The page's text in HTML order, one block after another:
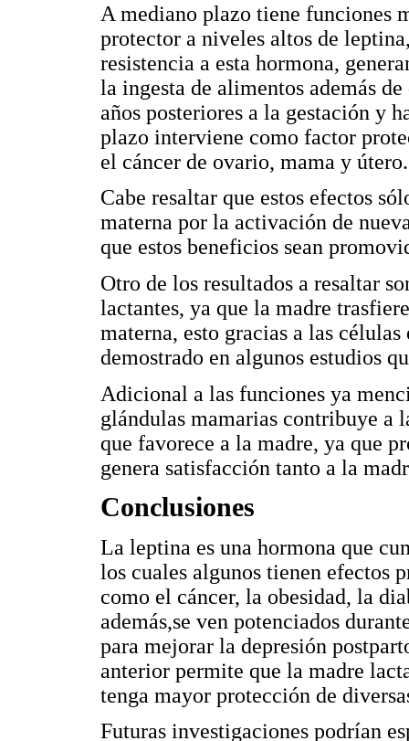
A mediano plazo tiene funciones
protector a niveles altos de
resistencia a esta hormona,
la ingesta de alimentos además
años posteriores a la gestación y
plazo interviene como factor
el cáncer de ovario, mama y útero.
Cabe resaltar que estos efectos
materna por la activación de
que estos beneficios sean
Otro de los resultados a resaltar
lactantes, ya que la madre
materna, esto gracias a las
demostrado en algunos estudios
Adicional a las funciones ya
glándulas mamarias contribuye a
que favorece a la madre, ya que
genera satisfacción tanto a la
Conclusiones
La leptina es una hormona que
los cuales algunos tienen efectos
como el cáncer, la obesidad, la
además,se ven potenciados
para mejorar la depresión
anterior permite que la madre
tenga mayor protección de
Futuras investigaciones podrían